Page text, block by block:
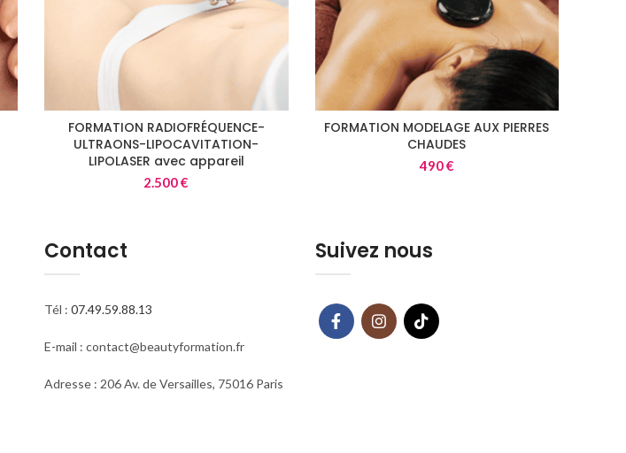
FORMATION RADIOFRÉQUENCE-
ULTRAONS-LIPOCAVITATION-
LIPOLASER avec appareil
2.500€
FORMATION MODELAGE AUX PIERRES
CHAUDES
490€
Contact
Tél : 07.49.59.88.13
E-mail : contact@beautyformation.fr
Adresse : 206 Av. de Versailles, 75016 Paris
Suivez nous